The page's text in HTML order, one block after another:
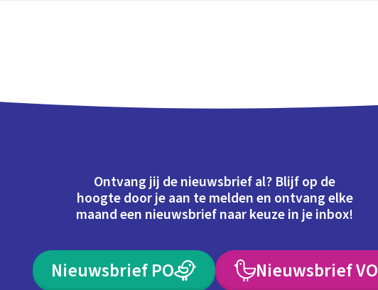
Ontvang jij de nieuwsbrief al? Blijf op de
hoogte door je aan te melden en ontvang elke
maand een nieuwsbrief naar keuze in je inbox!
Nieuwsbrief PO Nieuwsbrief VO